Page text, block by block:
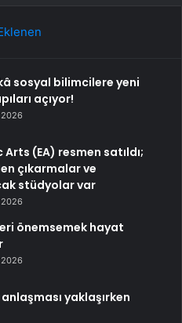
sosyal bilimcilere yeni
açıyor!
(EA) resmen satıldı;
çıkarmalar ve
stüdyolar var
önemsemek hayat
yaklaşırken